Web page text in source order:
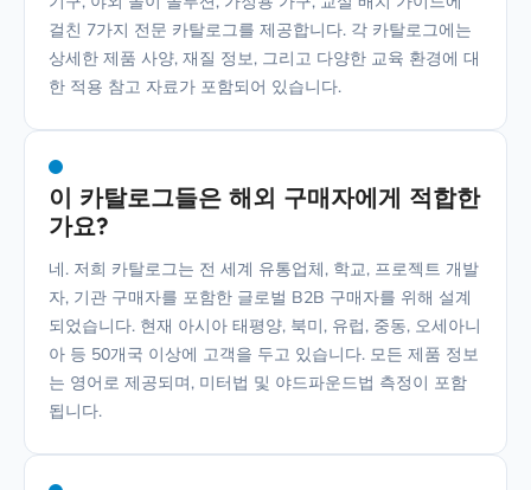
걸친 7가지 전문 카탈로그를 제공합니다. 각 카탈로그에는
상세한 제품 사양, 재질 정보, 그리고 다양한 교육 환경에 대
한 적용 참고 자료가 포함되어 있습니다.
이 카탈로그들은 해외 구매자에게 적합한
가요?
네. 저희 카탈로그는 전 세계 유통업체, 학교, 프로젝트 개발
자, 기관 구매자를 포함한 글로벌 B2B 구매자를 위해 설계
되었습니다. 현재 아시아 태평양, 북미, 유럽, 중동, 오세아니
아 등 50개국 이상에 고객을 두고 있습니다. 모든 제품 정보
는 영어로 제공되며, 미터법 및 야드파운드법 측정이 포함
됩니다.